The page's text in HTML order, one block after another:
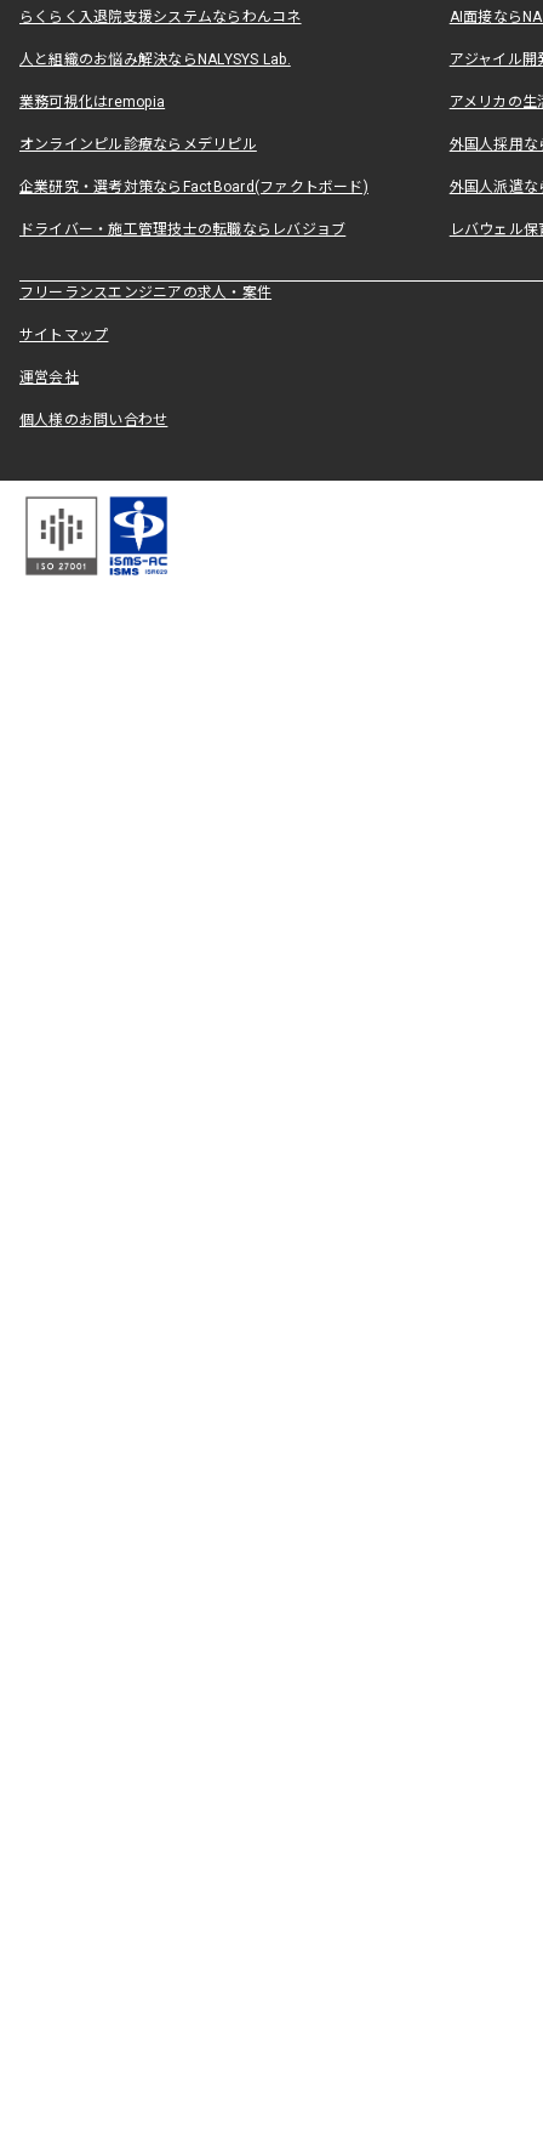
らくらく入退院支援システムならわんコネ AI面接なら
人と組織のお悩み解決ならNALYSYS Lab. アジャイル
業務可視化はremopia アメリカの
オンラインピル診療ならメデリピル 外国人採用
企業研究・選考対策ならFactBoard(ファクトボード) 外国人派遣な
ドライバー・施工管理技士の転職ならレバジョブ レバウェル
フリーランスエンジニアの求人・案件
サイトマップ
運営会社
個人様のお問い合わせ